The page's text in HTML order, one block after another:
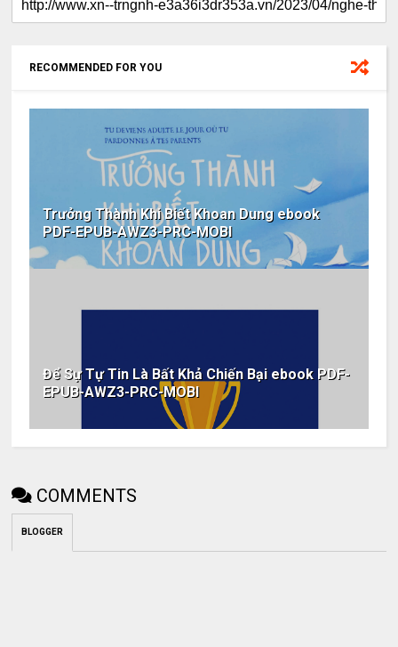
RECOMMENDED FOR YOU
Trưởng Thành Khi Biết Khoan Dung ebook
PDF-EPUB-AWZ3-PRC-MOBI
Để Sự Tự Tin Là Bất Khả Chiến Bại ebook PDF-
EPUB-AWZ3-PRC-MOBI
COMMENTS
BLOGGER